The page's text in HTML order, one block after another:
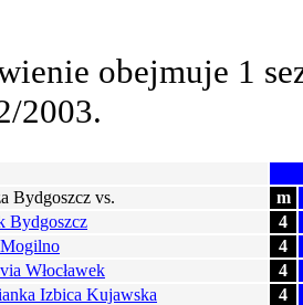
obejmuje 1
2003.
Bydgoszcz vs.
m
Bydgoszcz
4
4
Włocławek
4
Izbica Kujawska
4